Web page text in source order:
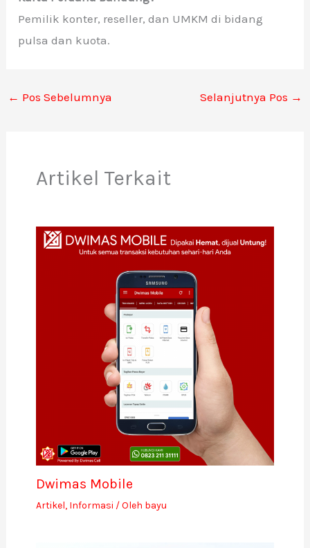
Pemilik konter, reseller, dan UMKM di bidang
pulsa dan kuota.
← Pos Sebelumnya Selanjutnya Pos →
Artikel Terkait
Dwimas Mobile
Artikel, Informasi / Oleh bayu